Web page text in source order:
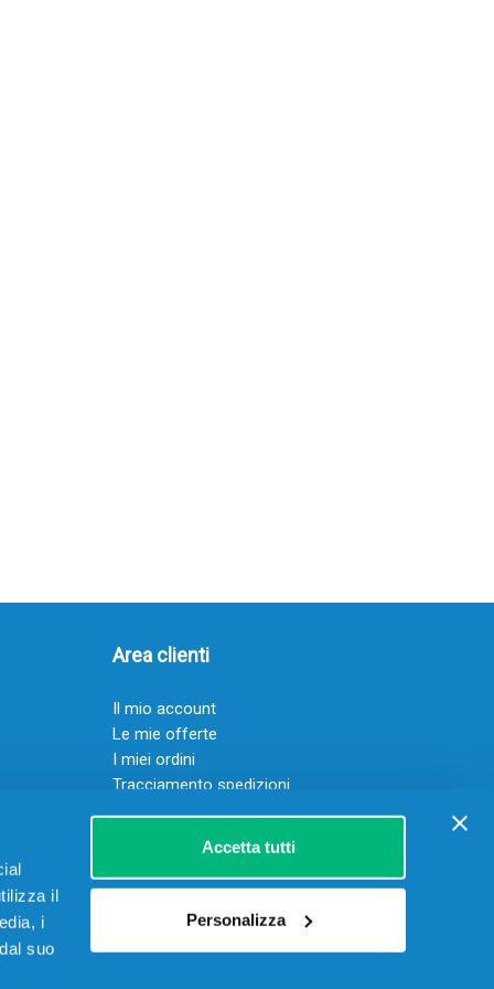
il
i
suo
Accetta tutti
Personalizza
Area clienti
Il mio account
Le mie offerte
I miei ordini
Tracciamento spedizioni
Resi
Servizio clienti